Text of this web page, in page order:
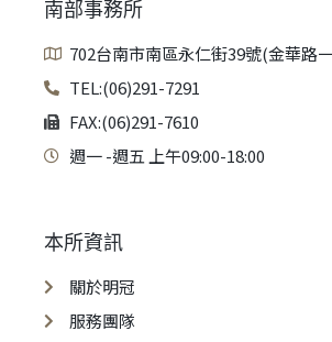
南部事務所
702台南市南區永仁街39號(金華路
TEL:(06)291-7291
FAX:(06)291-7610
週一 -週五 上午09:00-18:00
本所資訊
關於明冠
服務團隊